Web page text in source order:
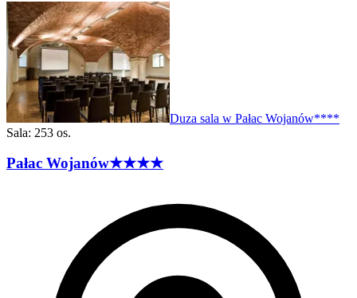
Duza sala w Pałac Wojanów****
Sala: 253 os.
Pałac Wojanów★★★★